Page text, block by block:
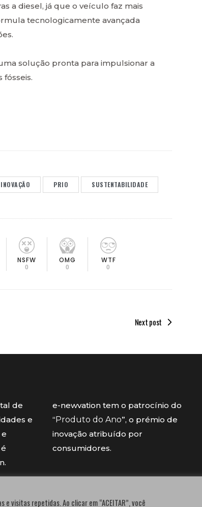
a diesel, já que o veículo faz mais
tecnologicamente avançada
solução pronta para impulsionar a
INOVAÇÃO PRIO SUSTENTABILIDADE
NSFW
0
OMG
0
WTF
0
Next post
de
e
e-newvation tem o patrocínio do
“ Produto do Ano”, o prémio de
inovação atribuído por
consumidores.
visitas repetidas. Ao clicar em “ACEITAR”, você